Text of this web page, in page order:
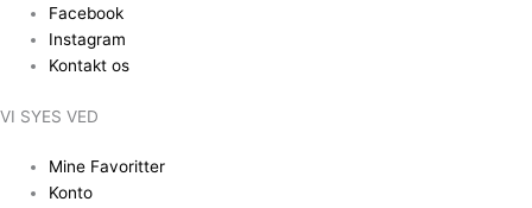
indholdet
Facebook
Instagram
Kontakt os
VI SYES VED
Mine Favoritter
Konto